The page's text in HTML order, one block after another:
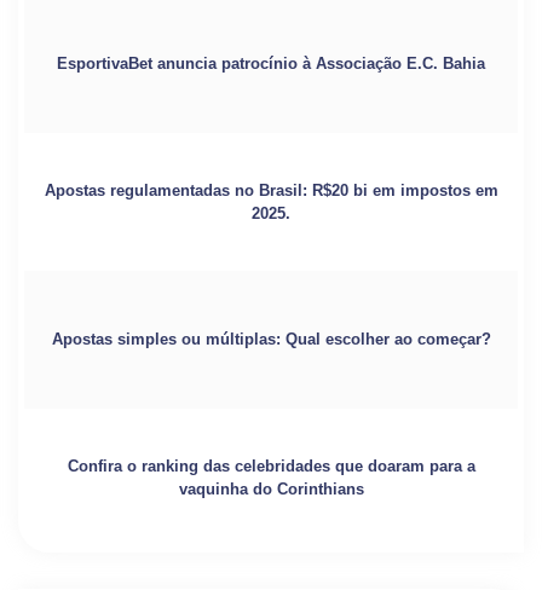
EsportivaBet anuncia patrocínio à Associação E.C. Bahia
Apostas regulamentadas no Brasil: R$20 bi em impostos em
2025.
Apostas simples ou múltiplas: Qual escolher ao começar?
Confira o ranking das celebridades que doaram para a
vaquinha do Corinthians